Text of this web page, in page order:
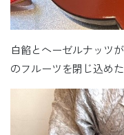
白餡とヘーゼルナッツ
のフルーツを閉じ込め